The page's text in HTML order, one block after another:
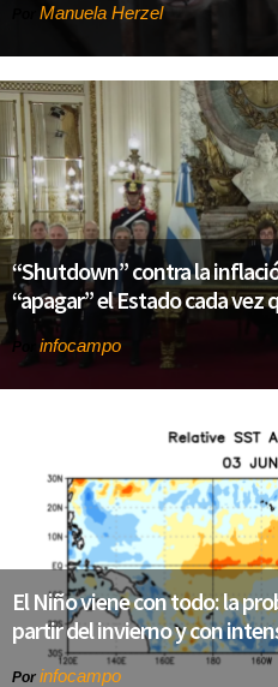
Manuela Herzel
“Shutdown” contra la
“apagar” el Estado cada
Por infocampo
El Niño viene con todo: la
partir del invierno y con
Por infocampo